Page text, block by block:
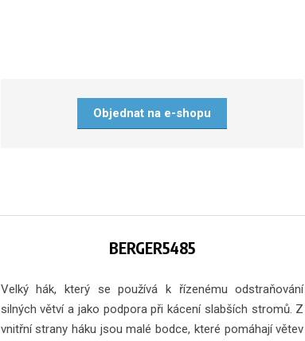
Objednat na e-shopu
BERGER5485
Velký hák, který se používá k řízenému odstraňování
silných větví a jako podpora při kácení slabších stromů. Z
vnitřní strany háku jsou malé bodce, které pomáhají větev